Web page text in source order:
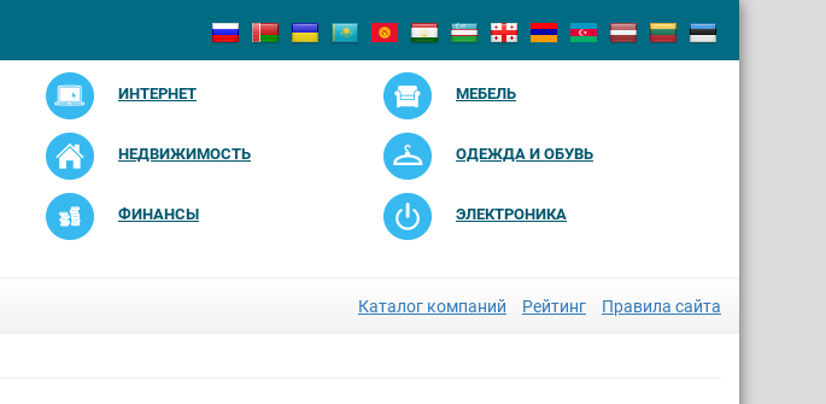
ИНТЕРНЕТ МЕБЕЛЬ
НЕДВИЖИМОСТЬ ОДЕЖДА И ОБУВЬ
ФИНАНСЫ ЭЛЕКТРОНИКА
Каталог компаний Рейтинг Правила сайта